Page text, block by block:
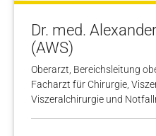
Dr. med.
(AWS)
Oberarzt, Bereichsleitung
Facharzt für Chirurgie,
Viszeralchirurgie und